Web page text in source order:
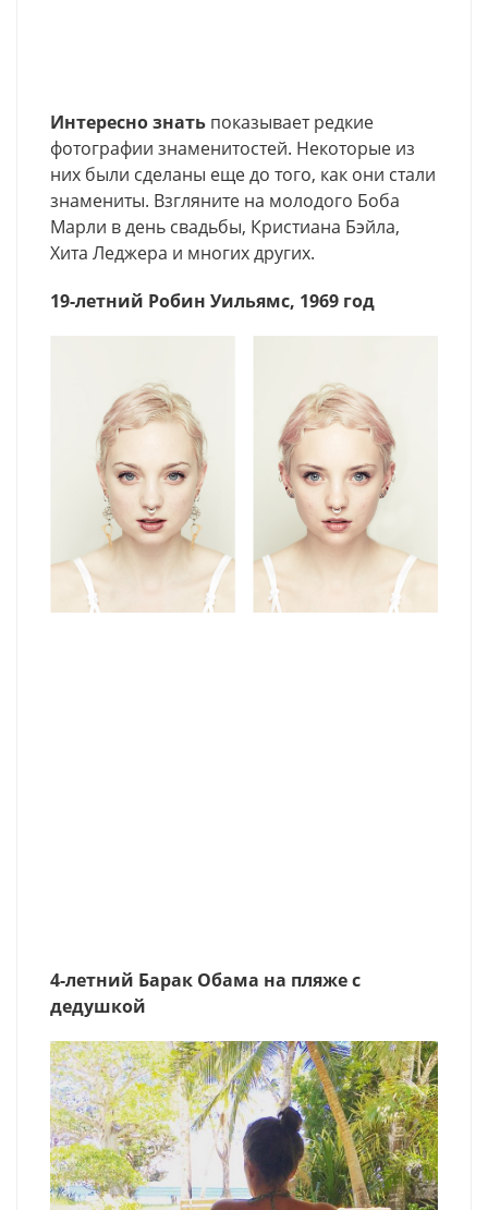
Интересно знать показывает редкие
фотографии знаменитостей. Некоторые из
них были сделаны еще до того, как они стали
знамениты. Взгляните на молодого Боба
Марли в день свадьбы, Кристиана Бэйла,
Хита Леджера и многих других.
19-летний Робин Уильямс, 1969 год
4-летний Барак Обама на пляже с
дедушкой